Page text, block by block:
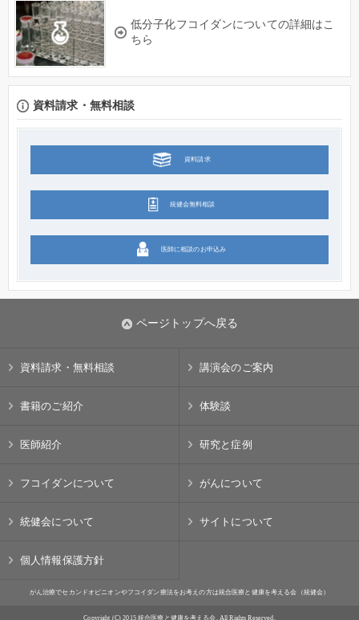
低分子化フコイダンについての詳細はこ
ちら
資料請求・無料相談
資料請求
統健会無料相談
医師に相談のお申込み
ページトップへ戻る
資料請求・無料相談 講演会のご案内
書籍のご紹介 体験談
医師紹介 研究と症例
フコイダンについて がんについて
統健会について サイトについて
個人情報保護方針
がん治療でセカンドオピニオンやフコイダン療法をお考えの方は統合医療と健康を考える会（統健会）
Copyright (C) 2015 統合医療と健康を考える会. All Rights Reserved.